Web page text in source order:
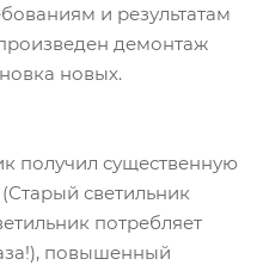
и результатам
демонтаж
новых.
получил существенную
светильник
потребляет
повышенный